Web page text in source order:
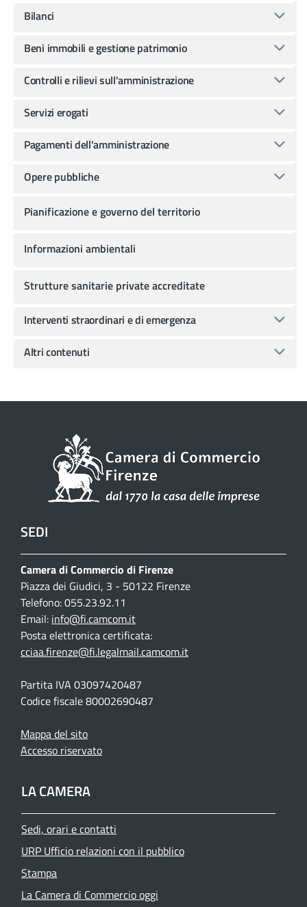
Bilanci
Beni immobili e gestione patrimonio
Controlli e rilievi sull'amministrazione
Servizi erogati
Pagamenti dell'amministrazione
Opere pubbliche
Pianificazione e governo del territorio
Informazioni ambientali
Strutture sanitarie private accreditate
Interventi straordinari e di emergenza
Altri contenuti
SEDI
Camera di Commercio di Firenze
Piazza dei Giudici, 3 - 50122 Firenze
Telefono: 055.23.92.11
Email: info@fi.camcom.it
Posta elettronica certificata:
cciaa.firenze@fi.legalmail.camcom.it
Partita IVA 03097420487
Codice fiscale 80002690487
Mappa del sito
Accesso riservato
LA CAMERA
Sedi, orari e contatti
URP Ufficio relazioni con il pubblico
Stampa
La Camera di Commercio oggi